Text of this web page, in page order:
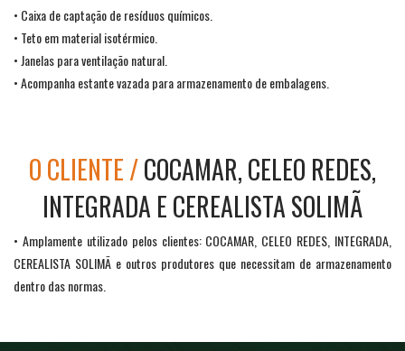
• Caixa de captação de resíduos químicos.
• Teto em material isotérmico.
• Janelas para ventilação natural.
• Acompanha estante vazada para armazenamento de embalagens.
O CLIENTE /COCAMAR, CELEO REDES,
INTEGRADA E CEREALISTA SOLIMÃ
• Amplamente utilizado pelos clientes: COCAMAR, CELEO REDES, INTEGRADA,
CEREALISTA SOLIMÃ e outros produtores que necessitam de armazenamento
dentro das normas.